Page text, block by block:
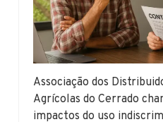
Associação dos
Agrícolas do Cerrado
impactos do uso